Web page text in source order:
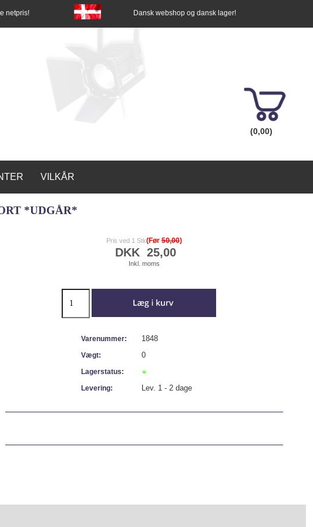
netpris! Dansk webshop og dansk lager!
(0,00)
VILKÅR
*UDGÅR*
Pris ved 1 Stk(Før50,00)
DKK25,00
Inkl. moms
Varenummer: 1848
Vægt: 0
Lagerstatus:
Levering:
Lev. 1 - 2 dage